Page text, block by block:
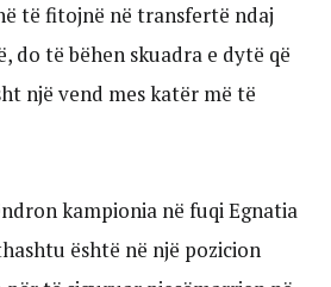
të fitojnë në transfertë ndaj
do të bëhen skuadra e dytë që
një vend mes katër më të
kampionia në fuqi Egnatia
është në një pozicion